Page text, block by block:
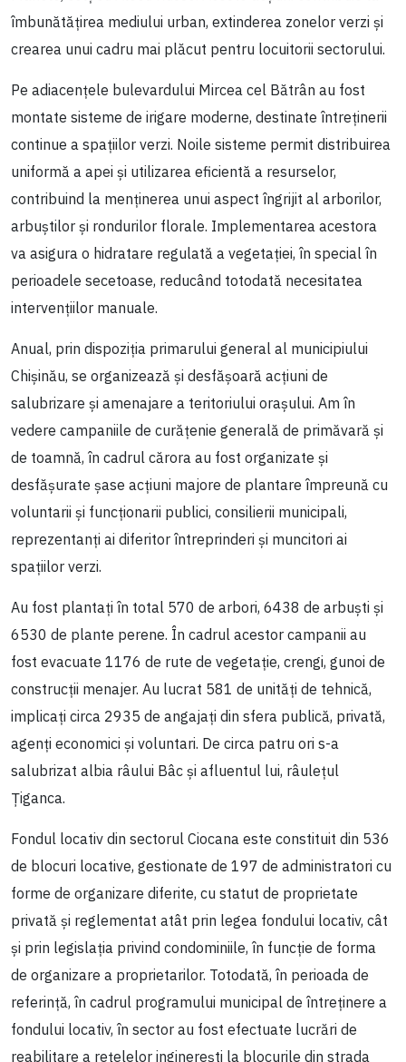
îmbunătățirea mediului urban, extinderea zonelor verzi și
crearea unui cadru mai plăcut pentru locuitorii sectorului.
Pe adiacențele bulevardului Mircea cel Bătrân au fost
montate sisteme de irigare moderne, destinate întreținerii
continue a spațiilor verzi. Noile sisteme permit distribuirea
uniformă a apei și utilizarea eficientă a resurselor,
contribuind la menținerea unui aspect îngrijit al arborilor,
arbuștilor și rondurilor florale. Implementarea acestora
va asigura o hidratare regulată a vegetației, în special în
perioadele secetoase, reducând totodată necesitatea
intervențiilor manuale.
Anual, prin dispoziția primarului general al municipiului
Chișinău, se organizează și desfășoară acțiuni de
salubrizare și amenajare a teritoriului orașului. Am în
vedere campaniile de curățenie generală de primăvară și
de toamnă, în cadrul cărora au fost organizate și
desfășurate șase acțiuni majore de plantare împreună cu
voluntarii și funcționarii publici, consilierii municipali,
reprezentanți ai diferitor întreprinderi și muncitori ai
spațiilor verzi.
Au fost plantați în total 570 de arbori, 6438 de arbuști și
6530 de plante perene. În cadrul acestor campanii au
fost evacuate 1176 de rute de vegetație, crengi, gunoi de
construcții menajer. Au lucrat 581 de unități de tehnică,
implicați circa 2935 de angajați din sfera publică, privată,
agenți economici și voluntari. De circa patru ori s-a
salubrizat albia râului Bâc și afluentul lui, râulețul
Țiganca.
Fondul locativ din sectorul Ciocana este constituit din 536
de blocuri locative, gestionate de 197 de administratori cu
forme de organizare diferite, cu statut de proprietate
privată și reglementat atât prin legea fondului locativ, cât
și prin legislația privind condominiile, în funcție de forma
de organizare a proprietarilor. Totodată, în perioada de
referință, în cadrul programului municipal de întreținere a
fondului locativ, în sector au fost efectuate lucrări de
reabilitare a rețelelor inginerești la blocurile din strada